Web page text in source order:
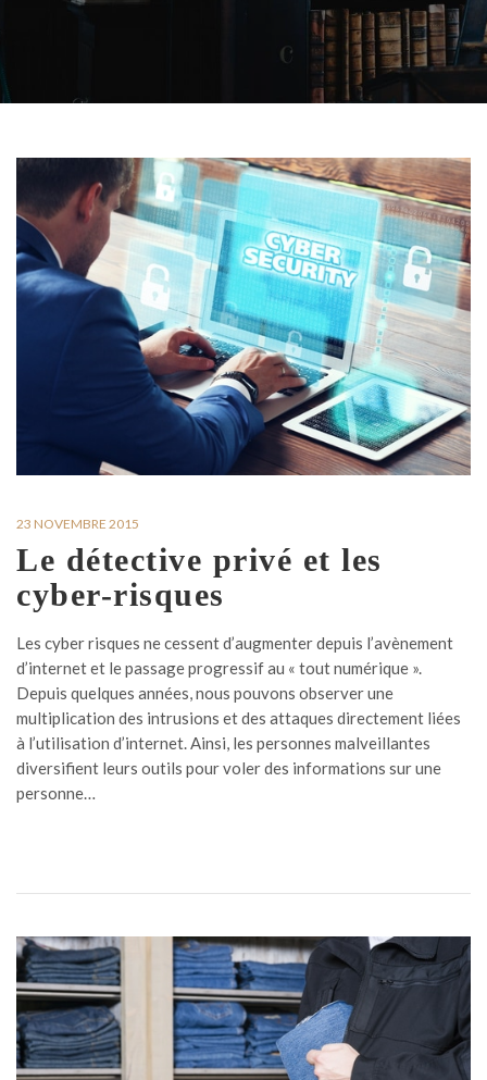
23 NOVEMBRE 2015
Le détective privé et les
cyber-risques
Les cyber risques ne cessent d’augmenter depuis l’avènement
d’internet et le passage progressif au « tout numérique ».
Depuis quelques années, nous pouvons observer une
multiplication des intrusions et des attaques directement liées
à l’utilisation d’internet. Ainsi, les personnes malveillantes
diversifient leurs outils pour voler des informations sur une
personne…